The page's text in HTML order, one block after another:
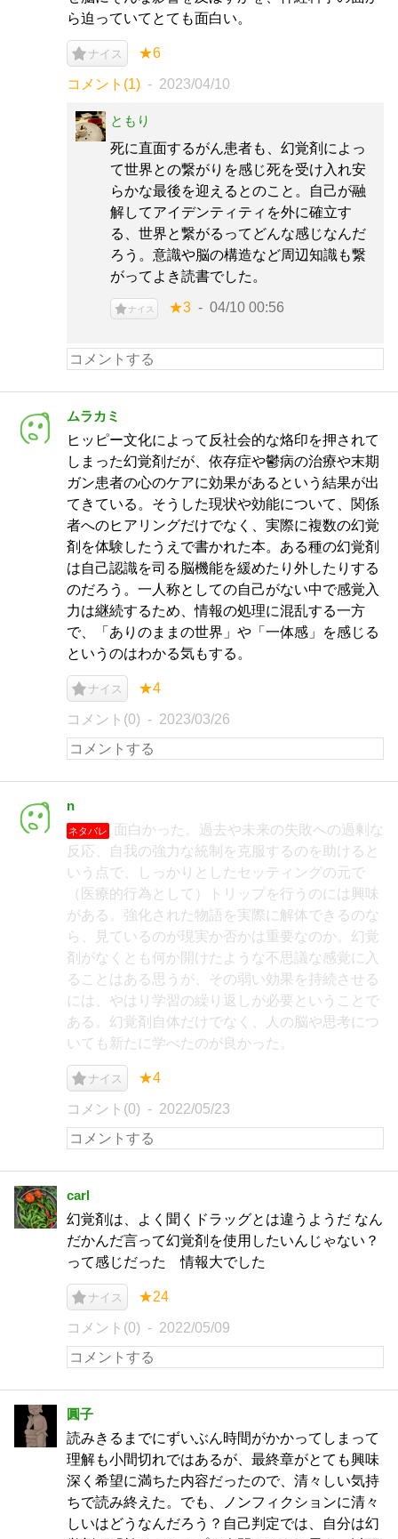
ら迫っていてとても面白い。
ナイス ★6
コメント(1) 2023/04/10
ともり
死に直面するがん患者も、幻覚剤によっ
て世界との繋がりを感じ死を受け入れ安
らかな最後を迎えるとのこと。自己が融
解してアイデンティティを外に確立す
る、世界と繋がるってどんな感じなんだ
ろう。意識や脳の構造など周辺知識も繋
がってよき読書でした。
ナイス ★3 04/10 00:56
ムラカミ
ヒッピー文化によって反社会的な烙印を押されて
しまった幻覚剤だが、依存症や鬱病の治療や末期
ガン患者の心のケアに効果があるという結果が出
てきている。そうした現状や効能について、関係
者へのヒアリングだけでなく、実際に複数の幻覚
剤を体験したうえで書かれた本。ある種の幻覚剤
は自己認識を司る脳機能を緩めたり外したりする
のだろう。一人称としての自己がない中で感覚入
力は継続するため、情報の処理に混乱する一方
で、「ありのままの世界」や「一体感」を感じる
というのはわかる気もする。
ナイス ★4
コメント(0) 2023/03/26
n
ネタバレ
面白かった。過去や未来の失敗への過剰な
反応、自我の強力な統制を克服するのを助けると
いう点で、しっかりとしたセッティングの元で
（医療的行為として）トリップを行うのには興味
がある。強化された物語を実際に解体できるのな
ら、見ているのが現実か否かは重要なのか。幻覚
剤がなくとも何か開けたような不思議な感覚に入
ることはある思うが、その弱い効果を持続させる
には、やはり学習の繰り返しが必要ということで
ある。幻覚剤自体だけでなく、人の脳や思考につ
いても新たに学べたのが良かった。
ナイス ★4
コメント(0) 2022/05/23
carl
幻覚剤は、よく聞くドラッグとは違うようだ なん
だかんだ言って幻覚剤を使用したいんじゃない？
って感じだった 情報大でした
ナイス ★24
コメント(0) 2022/05/09
圓子
読みきるまでにずいぶん時間がかかってしまって
理解も小間切れではあるが、最終章がとても興味
深く希望に満ちた内容だったので、清々しい気持
ちで読み終えた。でも、ノンフィクションに清々
しいはどうなんだろう？自己判定では、自分は幻